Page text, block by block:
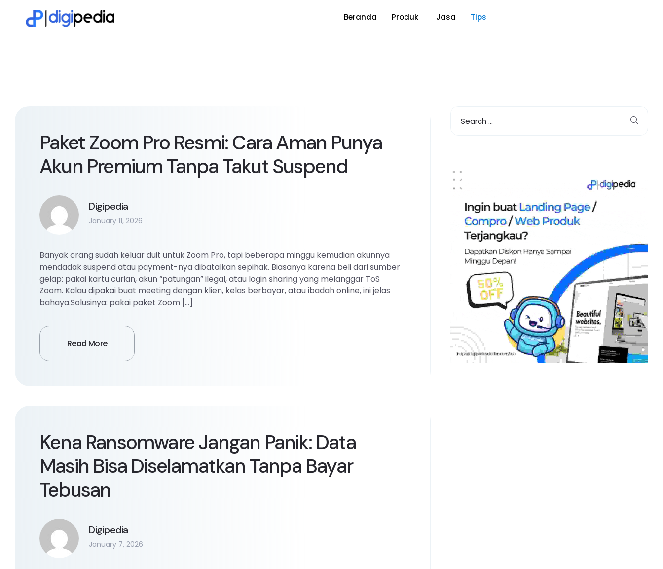
Beranda Produk Jasa Tips
Paket Zoom Pro Resmi: Cara Aman Punya
Akun Premium Tanpa Takut Suspend
Digipedia
January 11, 2026
Banyak orang sudah keluar duit untuk Zoom Pro, tapi beberapa minggu kemudian akunnya
mendadak suspend atau payment-nya dibatalkan sepihak. Biasanya karena beli dari sumber
gelap: pakai kartu curian, akun “patungan” ilegal, atau login sharing yang melanggar ToS
Zoom. Kalau dipakai buat meeting dengan klien, kelas berbayar, atau ibadah online, ini jelas
bahaya.Solusinya: pakai paket Zoom […]
Read More
Kena Ransomware Jangan Panik: Data
Masih Bisa Diselamatkan Tanpa Bayar
Tebusan
Digipedia
January 7, 2026